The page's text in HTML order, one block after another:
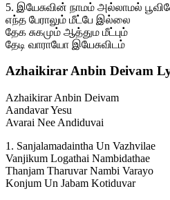
5. இயேசுவின் நாமம் அல்லாமல்
எந்த பேராலும் மீட்பே இல்லை
தேக சுகமும் ஆத்தும மீட்பும்
தேடி வாராயோ இயேசுவிடம்
Azhaikirar Anbin Deivam
Azhaikirar Anbin Deivam
Aandavar Yesu
Avarai Nee Andiduvai
1. Sanjalamadaintha Un Vazhvilae
Vanjikum Logathai Nambidathae
Thanjam Tharuvar Nambi Varayo
Konjum Un Jabam Kotiduvar